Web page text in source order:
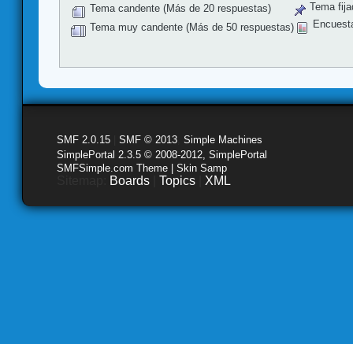
Tema candente (Más de 20 respuestas)
Tema muy candente (Más de 50 respuestas)
Tema
SMF 2.0.15 SMF © 2013 Simple Machines
SimplePortal 2.3.5 © 2008-2012, SimplePortal
SMFSimple.com Theme | Skin Samp
Boards Topics XML